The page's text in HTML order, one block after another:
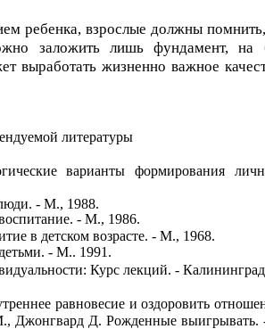
ребенка, взрослые должны
заложить лишь фундамент, на
выработать жизненно важное
литературы
варианты формирования
- М., 1988.
- М., 1986.
в детском возрасте. - М., 1968.
- М.. 1991.
Курс лекций. -
равновесие и оздоровить
Д. Рожденные